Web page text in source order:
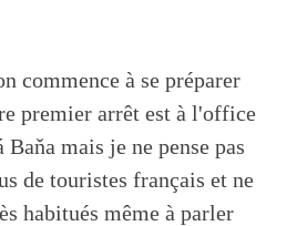
commence à se préparer
premier arrêt est à l'office
mais je ne pense pas
de touristes français et ne
habitués même à parler